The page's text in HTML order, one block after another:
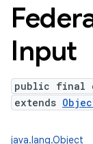
Input
public final
extends
java.lang.Object